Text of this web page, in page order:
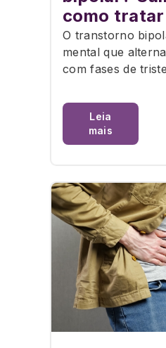
como
O transtorno
mental que
com fases de
Leia
mais